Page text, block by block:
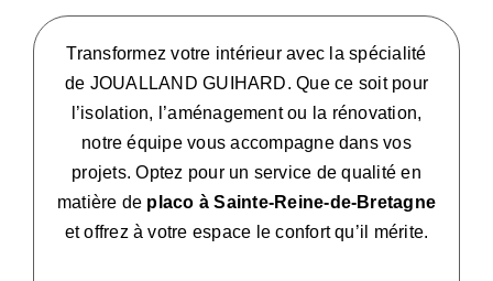
Transformez votre intérieur avec la spécialité
de JOUALLAND GUIHARD. Que ce soit pour
l’isolation, l’aménagement ou la rénovation,
notre équipe vous accompagne dans vos
projets. Optez pour un service de qualité en
matière de placo à Sainte-Reine-de-Bretagne
et offrez à votre espace le confort qu’il mérite.